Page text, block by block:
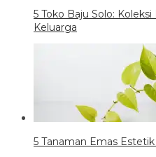
5 Toko Baju Solo:
Keluarga
5 Tanaman Emas